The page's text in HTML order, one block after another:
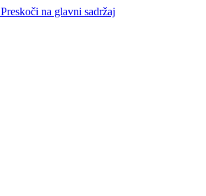
Preskoči na glavni sadržaj